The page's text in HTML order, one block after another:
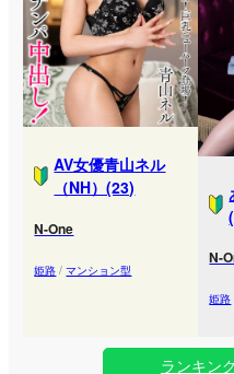
AV女優青山ネル
（NH）(23)
N-One
姫路 /マンション型
N-
姫路
ランキン